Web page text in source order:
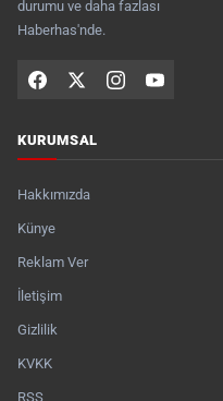
durumu ve daha fazlası
Haberhas'nde.
KURUMSAL
Hakkımızda
Künye
Reklam Ver
İletişim
Gizlilik
KVKK
RSS